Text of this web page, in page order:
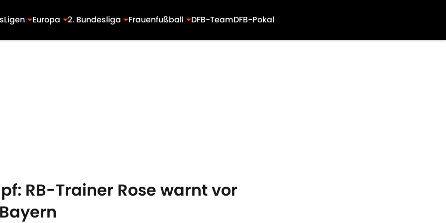
Ligen Europa 2. Bundesliga Frauenfußball DFB-TeamDFB-Pokal
RB-Trainer Rose warnt vor